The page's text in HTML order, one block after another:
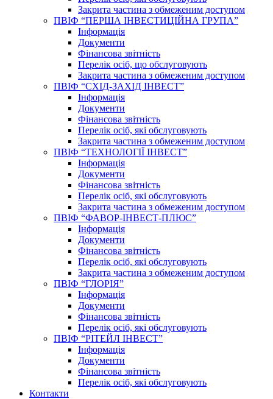
Закрита частина з обмеженим доступом
ПВІФ “ПЕРША ІНВЕСТИЦІЙНА ГРУПА”
Інформація
Документи
Фінансова звітність
Перелік осіб, що обслуговують
Закрита частина з обмеженим доступом
ПВІФ “СХІД-ЗАХІД ІНВЕСТ”
Інформація
Документи
Фінансова звітність
Перелік осіб, які обслуговують
Закрита частина з обмеженим доступом
ПВІФ “ТЕХНОЛОГІЇ ІНВЕСТ”
Інформація
Документи
Фінансова звітність
Перелік осіб, які обслуговують
Закрита частина з обмеженим доступом
ПВІФ “ФАВОР-ІНВЕСТ-ПЛЮС”
Інформація
Документи
Фінансова звітність
Перелік осіб, які обслуговують
Закрита частина з обмеженим доступом
ПВІФ “ГЛОРІЯ”
Інформація
Документи
Фінансова звітність
Перелік осіб, які обслуговують
ПВІФ “РІТЕЙЛ ІНВЕСТ”
Інформація
Документи
Фінансова звітність
Перелік осіб, які обслуговують
Контакти